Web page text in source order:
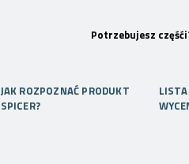
Potrzebujesz
JAK ROZPOZNAĆ PRODUKT
SPICER?
LISTA